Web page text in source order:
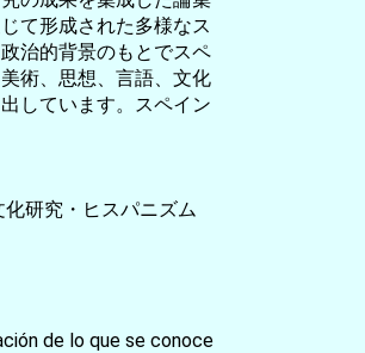
て形成された多様なス
治的背景のもとでスペ
術、思想、言語、文化
しています。スペイン
研究・ヒスパニズム
de lo que se conoce